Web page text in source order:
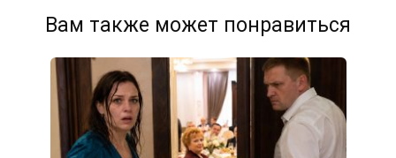
Вам также может понравиться